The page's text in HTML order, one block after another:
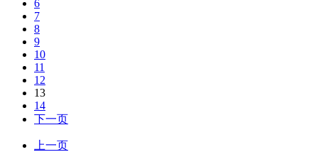
6
7
8
9
10
11
12
13
14
下一页
上一页